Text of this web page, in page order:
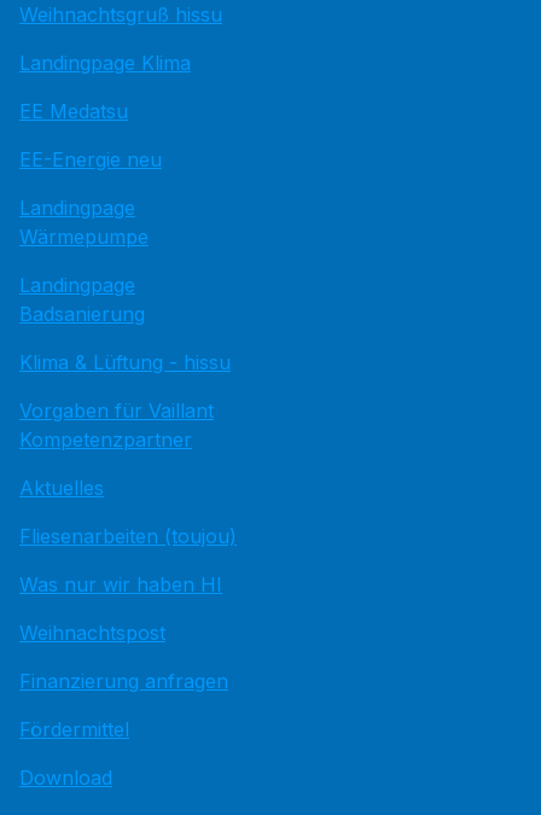
Weihnachtsgruß hissu
Landingpage Klima
EE Medatsu
EE-Energie neu
Landingpage
Wärmepumpe
Landingpage
Badsanierung
Klima & Lüftung - hissu
Vorgaben für Vaillant
Kompetenzpartner
Aktuelles
Fliesenarbeiten (toujou)
Was nur wir haben HI
Weihnachtspost
Finanzierung anfragen
Fördermittel
Download